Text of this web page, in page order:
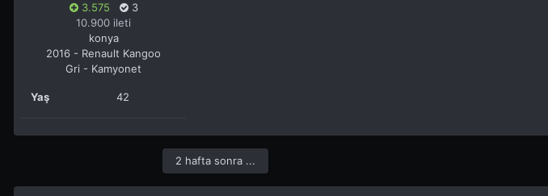
3.575
3
10.900 ileti
konya
2016 - Renault Kangoo
Gri - Kamyonet
Yaş 42
2 hafta sonra ...